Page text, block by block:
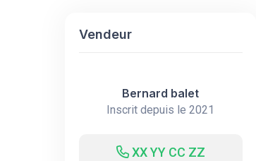
Vendeur
Bernard balet
Inscrit depuis le 2021
XX YY CC ZZ